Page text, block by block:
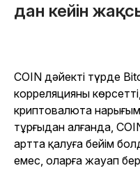
дан кейін
COIN дәйекті түрде
корреляцияны
криптовалюта
тұрғыдан алғанда,
артта қалуға бейім
емес, оларға жауап